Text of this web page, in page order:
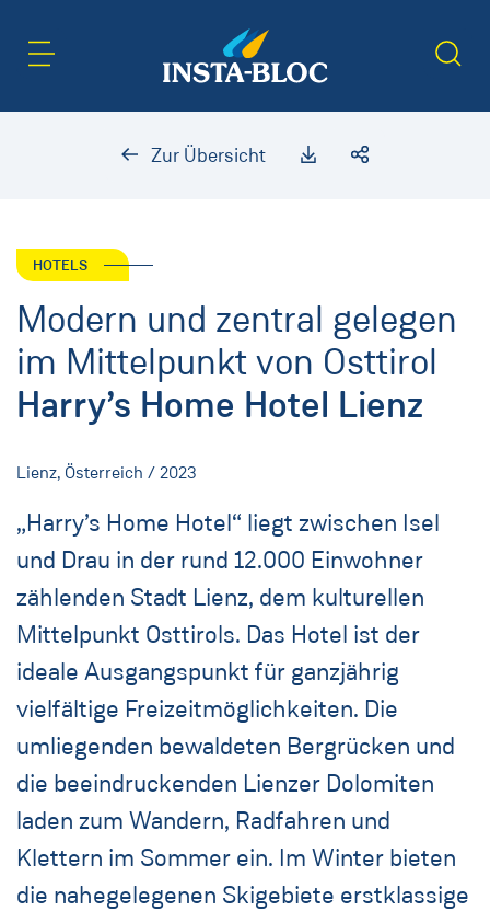
Zur Übersicht
HOTELS
Modern und zentral gelegen
im Mittelpunkt von Osttirol
Harry’s Home Hotel Lienz
Lienz, Österreich / 2023
„Harry’s Home Hotel“ liegt zwischen Isel
und Drau in der rund 12.000 Einwohner
zählenden Stadt Lienz, dem kulturellen
Mittelpunkt Osttirols. Das Hotel ist der
ideale Ausgangspunkt für ganzjährig
vielfältige Freizeitmöglichkeiten. Die
umliegenden bewaldeten Bergrücken und
die beeindruckenden Lienzer Dolomiten
laden zum Wandern, Radfahren und
Klettern im Sommer ein. Im Winter bieten
die nahegelegenen Skigebiete erstklassige